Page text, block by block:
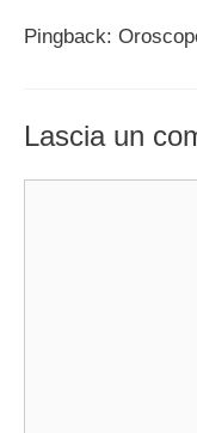
Pingback:
Lascia un